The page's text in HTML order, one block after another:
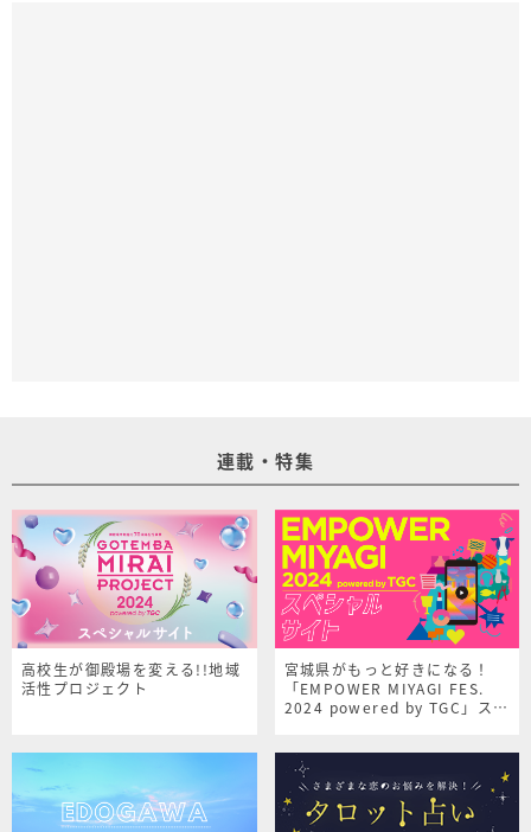
連載・特集
高校生が御殿場を変える!!地域
活性プロジェクト
宮城県がもっと好きになる！
「EMPOWER MIYAGI FES.
2024 powered by TGC」スペ